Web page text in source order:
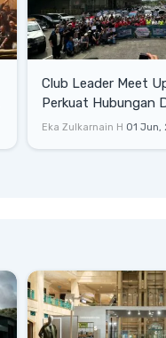
Club Leader Meet
Perkuat Hubungan
Dengan Komunitas
Eka Zulkarnain H 01 Jun,